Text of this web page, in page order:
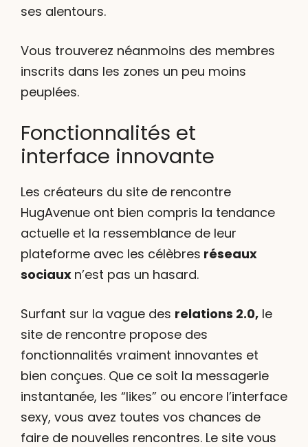
ses alentours.
Vous trouverez néanmoins des membres
inscrits dans les zones un peu moins
peuplées.
Fonctionnalités et
interface innovante
Les créateurs du site de rencontre
HugAvenue ont bien compris la tendance
actuelle et la ressemblance de leur
plateforme avec les célèbres réseaux
sociaux n’est pas un hasard.
Surfant sur la vague des relations 2.0, le
site de rencontre propose des
fonctionnalités vraiment innovantes et
bien conçues. Que ce soit la messagerie
instantanée, les “likes” ou encore l’interface
sexy, vous avez toutes vos chances de
faire de nouvelles rencontres. Le site vous